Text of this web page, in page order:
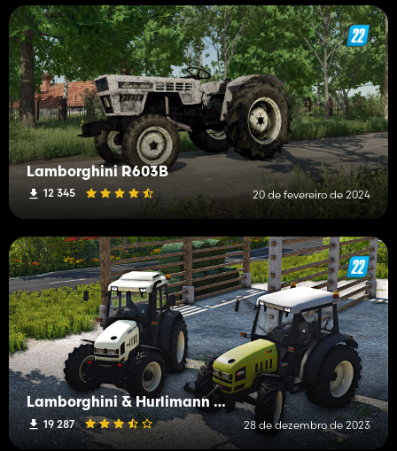
Lamborghini R603B
12 345 20 de fevereiro de 2024
Lamborghini & Hurlimann Pack
19 287 28 de dezembro de 2023